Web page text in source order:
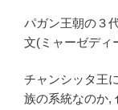
パガン王朝の３
文(ミャーゼディ
チャンシッタ王
族の系統なのか,